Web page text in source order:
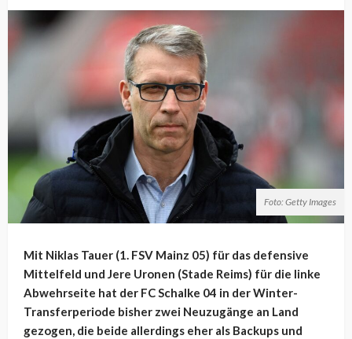
Foto: Getty Images
Mit Niklas Tauer (1. FSV Mainz 05) für das defensive
Mittelfeld und Jere Uronen (Stade Reims) für die linke
Abwehrseite hat der FC Schalke 04 in der Winter-
Transferperiode bisher zwei Neuzugänge an Land
gezogen, die beide allerdings eher als Backups und